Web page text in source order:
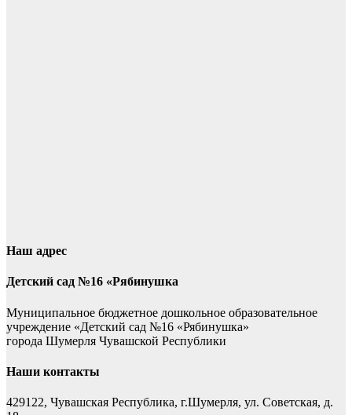
Наш адрес
Детский сад №16 «Рябинушка
Муниципальное бюджетное дошкольное образовательное
учреждение «Детский сад №16 «Рябинушка»
города Шумерля Чувашской Республики
Наши контакты
429122, Чувашская Республика, г.Шумерля, ул. Советская, д.